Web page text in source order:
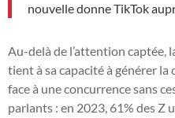
nouvelle donne TikTok
Au-delà de l’attention captée,
tient à sa capacité à générer
face à une concurrence sans
parlants : en 2023, 61% des Z